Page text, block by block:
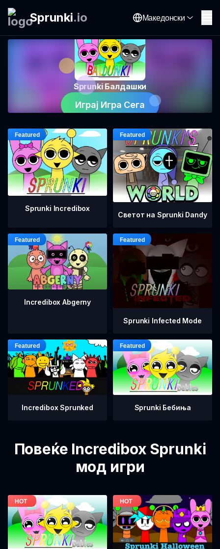
Sprunki.io Македонски
Sprunki Балдашки
Играј Игра Сега
Sprunki Incredibox
Светот на Sprunki Dandy
Incredibox Abgerny
Sprunki Infected Mode
Incredibox Sprunked Sprunki Бебиња
Повеќе Incredibox Sprunki
мод игри